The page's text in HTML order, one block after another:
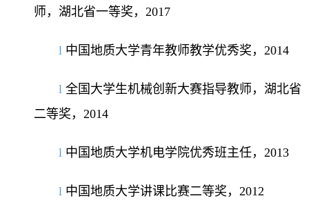
师，湖北省一等奖， 2017
l 中国地质大学青年教师教学优秀奖， 2014
l全国大学生机械创新大赛指导教师，湖北省
二等奖， 2014
l 中国地质大学机电学院优秀班主任， 2013
l 中国地质大学讲课比赛二等奖， 2012